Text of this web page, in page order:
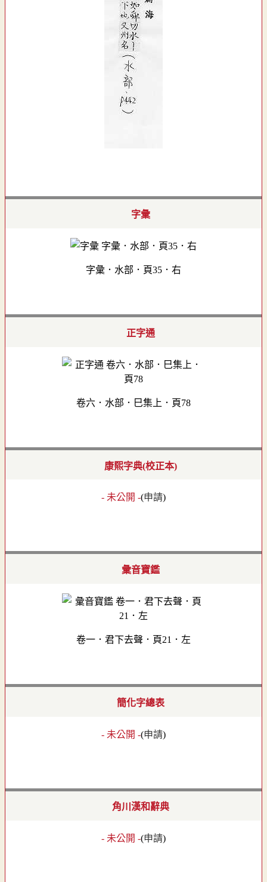
字彙
字彙．水部．頁35．右
正字通
卷六．水部．巳集上．頁78
康熙字典(校正本)
- 未公開 -(申請)
彙音寶鑑
卷一．君下去聲．頁21．左
簡化字總表
- 未公開 -(申請)
角川漢和辭典
- 未公開 -(申請)